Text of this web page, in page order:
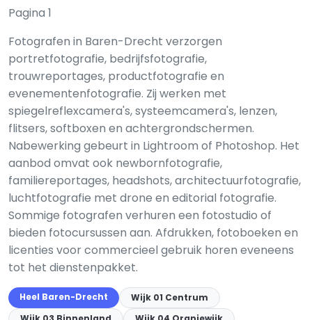
Pagina 1
Fotografen in Baren-Drecht verzorgen
portretfotografie, bedrijfsfotografie,
trouwreportages, productfotografie en
evenementenfotografie. Zij werken met
spiegelreflexcamera's, systeemcamera's, lenzen,
flitsers, softboxen en achtergrondschermen.
Nabewerking gebeurt in Lightroom of Photoshop. Het
aanbod omvat ook newbornfotografie,
familiereportages, headshots, architectuurfotografie,
luchtfotografie met drone en editorial fotografie.
Sommige fotografen verhuren een fotostudio of
bieden fotocursussen aan. Afdrukken, fotoboeken en
licenties voor commercieel gebruik horen eveneens
tot het dienstenpakket.
Heel Baren-Drecht
Wijk 01 Centrum